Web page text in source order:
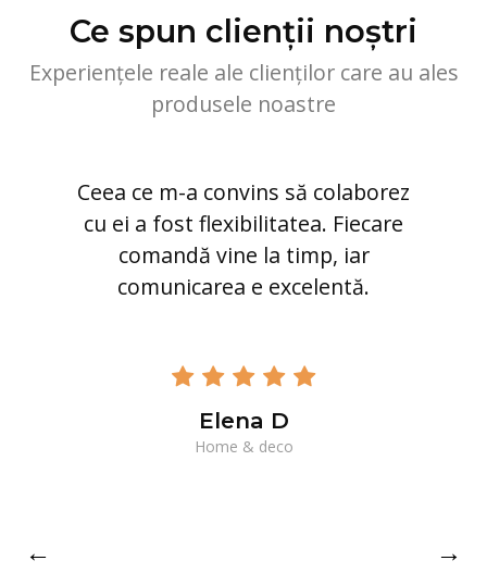
Ce spun clienții noștri
Experiențele reale ale clienților care au ales
produsele noastre
Ceea ce m-a convins să colaborez
cu ei a fost flexibilitatea. Fiecare
comandă vine la timp, iar
comunicarea e excelentă.
Elena D
Home & deco
← →